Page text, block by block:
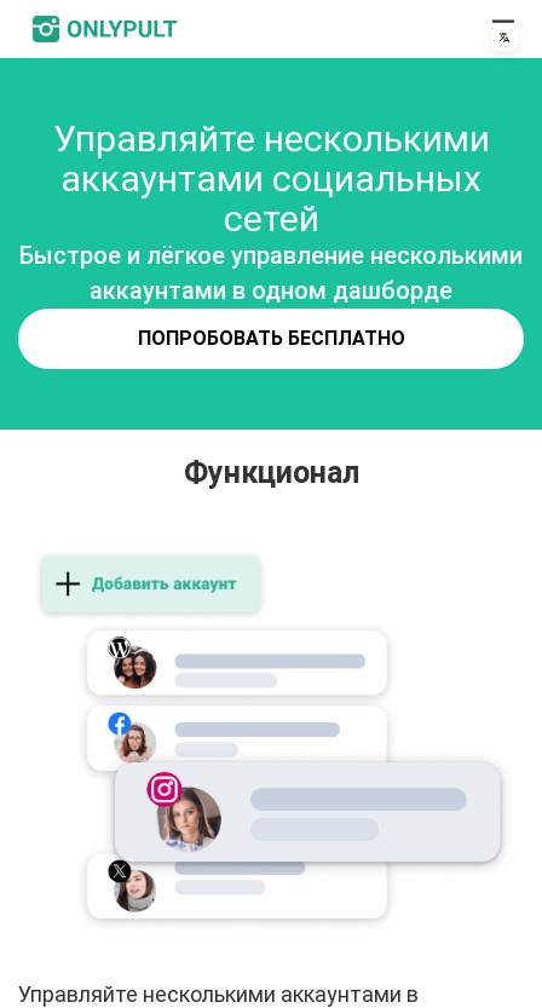
Управляйте несколькими
аккаунтами социальных
сетей
Быстрое и лёгкое управление несколькими
аккаунтами в одном дашборде
ПОПРОБОВАТЬ БЕСПЛАТНО
Функционал
Управляйте несколькими аккаунтами в